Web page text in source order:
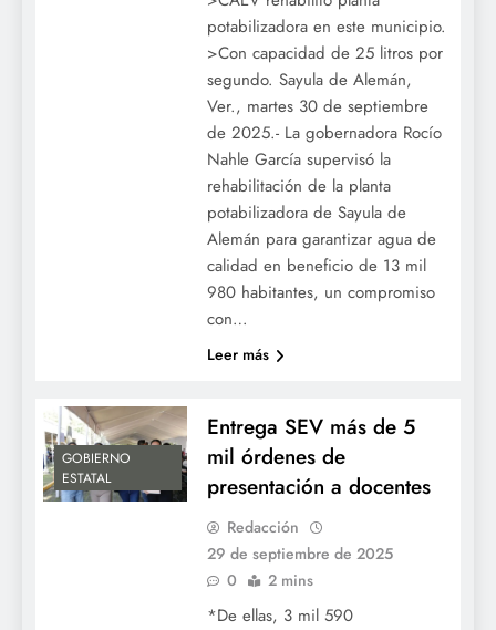
potabilizadora en este municipio.
>Con capacidad de 25 litros por
segundo. Sayula de Alemán,
Ver., martes 30 de septiembre
de 2025.- La gobernadora Rocío
Nahle García supervisó la
rehabilitación de la planta
potabilizadora de Sayula de
Alemán para garantizar agua de
calidad en beneficio de 13 mil
980 habitantes, un compromiso
con…
Leer más
GOBIERNO
ESTATAL
Entrega SEV más de 5
mil órdenes de
presentación a docentes
Redacción
29 de septiembre de 2025
0
2 mins
*De ellas, 3 mil 590